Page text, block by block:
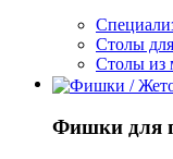
Столы
Столы из
Фишки для